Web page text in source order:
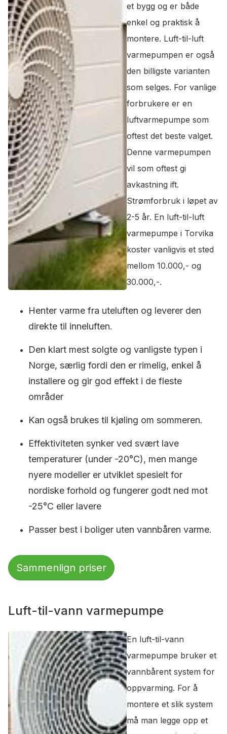
et bygg og er både
enkel og praktisk å
montere. Luft-til-luft
varmepumpen er også
den billigste varianten
som selges. For vanlige
forbrukere er en
luftvarmepumpe som
oftest det beste valget.
Denne varmepumpen
vil som oftest gi
avkastning ift.
Strømforbruk i løpet av
2-5 år. En luft-til-luft
varmepumpe i Torvika
koster vanligvis et sted
mellom 10.000,- og
30.000,-.
Henter varme fra uteluften og leverer den
direkte til inneluften.
Den klart mest solgte og vanligste typen i
Norge, særlig fordi den er rimelig, enkel å
installere og gir god effekt i de fleste
områder
Kan også brukes til kjøling om sommeren.
Effektiviteten synker ved svært lave
temperaturer (under -20°C), men mange
nyere modeller er utviklet spesielt for
nordiske forhold og fungerer godt ned mot
-25°C eller lavere
Passer best i boliger uten vannbåren varme.
Sammenlign priser
Luft-til-vann varmepumpe
En luft-til-vann
varmepumpe bruker et
vannbårent system for
oppvarming. For å
montere et slik system
må man legge opp et